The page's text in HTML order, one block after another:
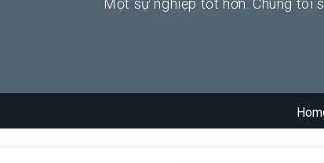
Một sự nghiệp tốt hơn. Chúng tôi